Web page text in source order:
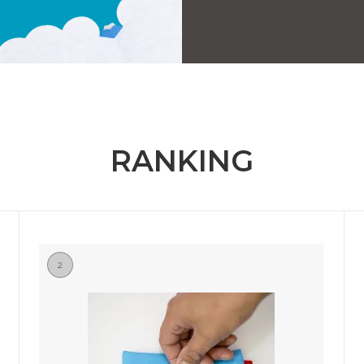
RANKING
2